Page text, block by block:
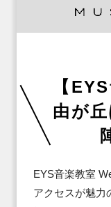
【
由が
EYS音楽教室
アクセスが魅力